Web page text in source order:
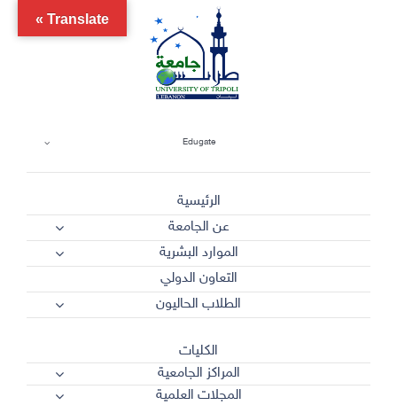
Edugate
الرئيسية
عن الجامعة
الموارد البشرية
التعاون الدولي
الطلاب الحاليون
الكليات
المراكز الجامعية
المجلات العلمية
Translate »